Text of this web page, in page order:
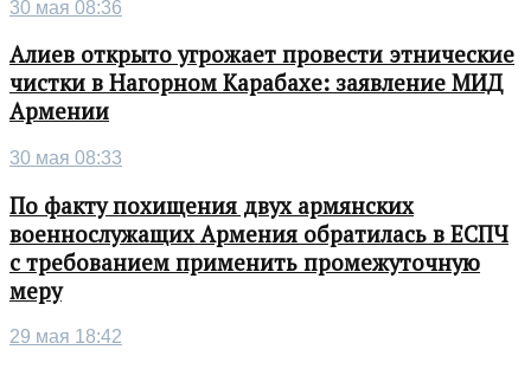
30 мая 08:36
Алиев открыто угрожает провести этнические
чистки в Нагорном Карабахе: заявление МИД
Армении
30 мая 08:33
По факту похищения двух армянских
военнослужащих Армения обратилась в ЕСПЧ
с требованием применить промежуточную
меру
29 мая 18:42